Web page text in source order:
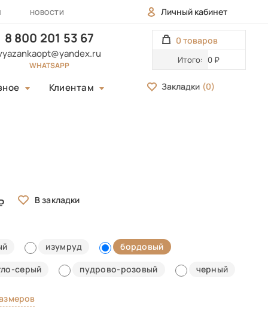
НОВОСТИ Личный кабинет
8 800 201 53 67
WHATSAPP
0 товаров
Итого: 0 ₽
Клиентам Закладки (0)
изумруд
бордовый
серый
пудрово-розовый черный